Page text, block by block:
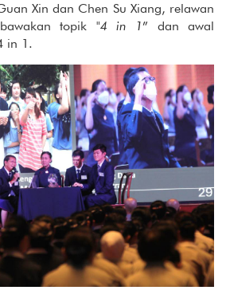
Xin dan Chen Su Xiang, relawan
topik "4 in 1” dan awal
4 in 1.